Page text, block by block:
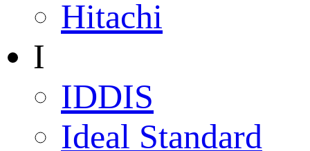
Hitachi
I
IDDIS
Ideal Standard